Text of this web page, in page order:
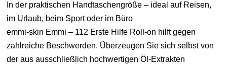
In der praktischen Handtaschengröße – ideal auf Reisen,
im Urlaub, beim Sport oder im Büro
emmi-skin Emmi – 112 Erste Hilfe Roll-on hilft gegen
zahlreiche Beschwerden. Überzeugen Sie sich selbst von
der aus ausschließlich hochwertigen Öl-Extrakten